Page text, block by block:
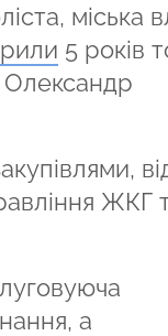
міська
5 років
Олександр
ЖКГ
а